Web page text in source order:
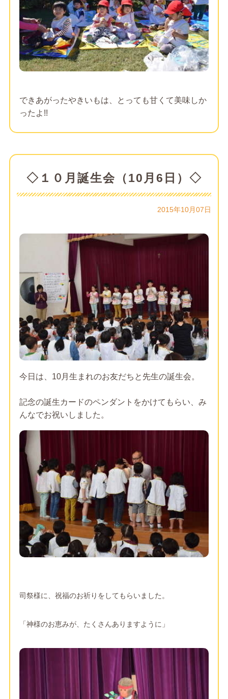
できあがったやきいもは、とっても甘くて美味しか
ったよ!!
◇１０月誕生会（10月6日）◇
2015年10月07日
今日は、10月生まれのお友だちと先生の誕生会。
記念の誕生カードのペンダントをかけてもらい、み
んなでお祝いしました。
司祭様に、祝福のお祈りをしてもらいました。
「神様のお恵みが、たくさんありますように」